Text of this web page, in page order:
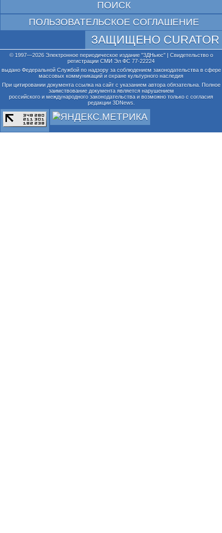
ПОИСК
ПОЛЬЗОВАТЕЛЬСКОЕ СОГЛАШЕНИЕ
ЗАЩИЩЕНО CURATOR
© 1997—2026 Электронное периодическое издание "3ДНьюс" | Свидетельство о
регистрации СМИ Эл ФС 77-22224
выдано Федеральной Службой по надзору за соблюдением законодательства в сфере
массовых коммуникаций и охране культурного наследия
При цитировании документа ссылка на сайт с указанием автора обязательна. Полное
заимствование документа является нарушением
российского и международного законодательства и возможно только с согласия
редакции 3DNews.